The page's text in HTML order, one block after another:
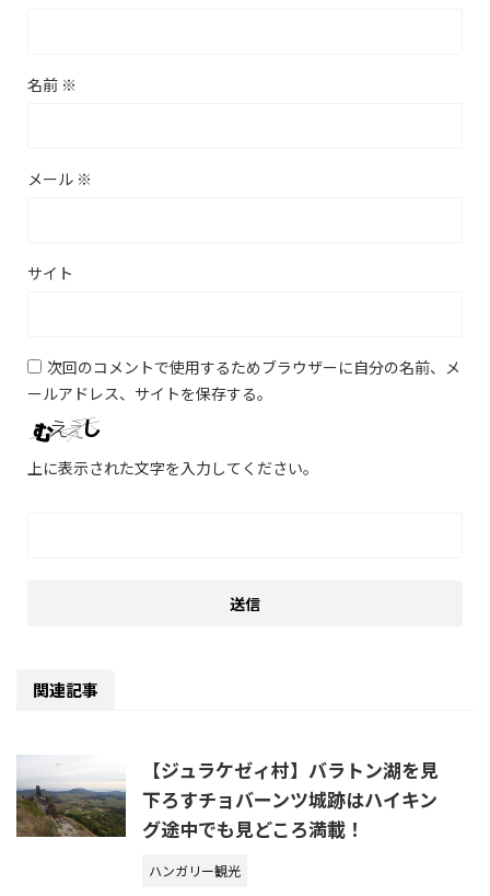
名前 ※
メール ※
サイト
次回のコメントで使用するためブラウザーに自分の名前、メ
ールアドレス、サイトを保存する。
上に表示された文字を入力してください。
関連記事
【ジュラケゼィ村】バラトン湖を見
下ろすチョバーンツ城跡はハイキン
グ途中でも見どころ満載！
ハンガリー観光